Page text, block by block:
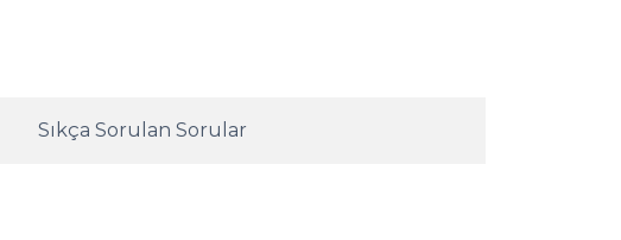
Sıkça Sorulan Sorular